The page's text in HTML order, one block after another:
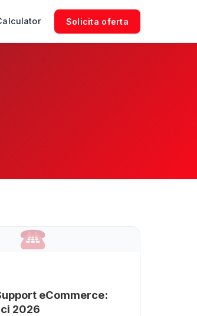
Solicita oferta
eCommerce:
2026